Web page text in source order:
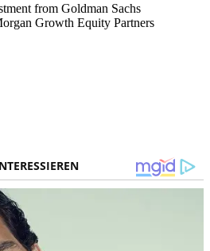
from Goldman Sachs
Growth Equity Partners